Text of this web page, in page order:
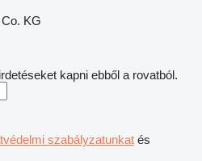
KG
kapni ebből a rovatból.
szabályzatunkat és